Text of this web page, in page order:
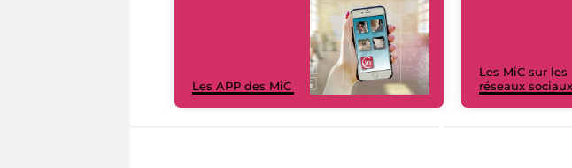
Les APP des MiC
Les MiC sur les
réseaux sociaux